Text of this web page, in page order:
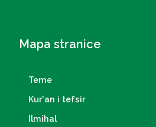
Mapa stranice
Teme
Kur'an i tefsir
Ilmihal